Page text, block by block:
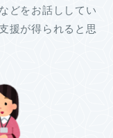
どをお話ししてい
援が得られると思